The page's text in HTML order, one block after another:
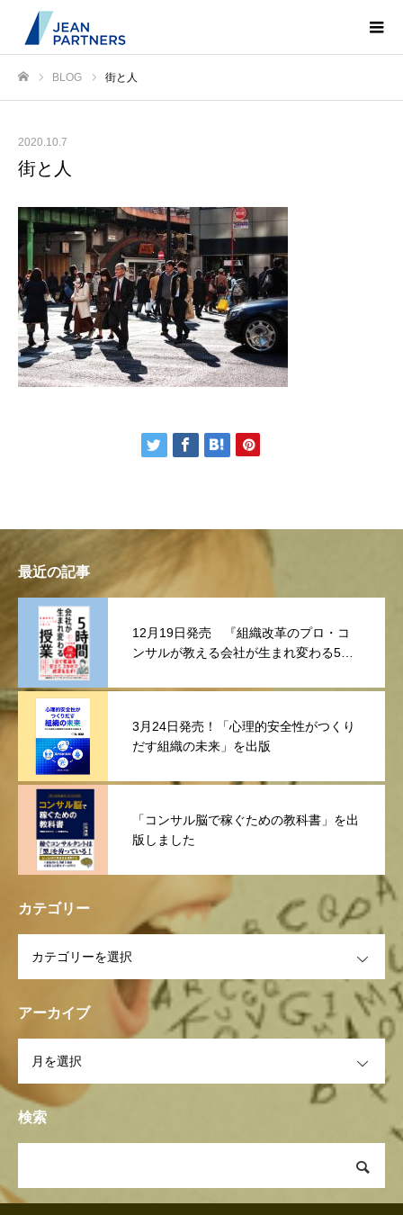
BLOG 街と人
2020.10.7
街と人
最近の記事
12月19日発売 『組織改革のプロ・コ
ンサルが教える会社が生まれ変わる5時
3月24日発売！「心理的安全性がつくり
だす組織の未来」を出版
「コンサル脳で稼ぐための教科書」を出
版しました
カテゴリー
アーカイブ
検索